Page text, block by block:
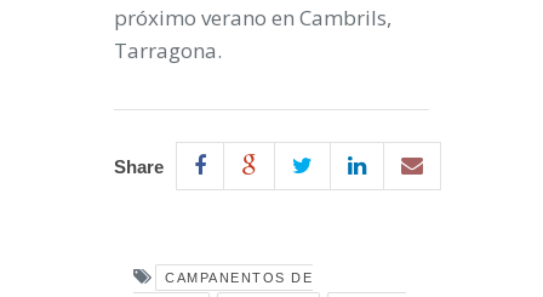
próximo verano en Cambrils,
Tarragona.
Share
CAMPANENTOS DE